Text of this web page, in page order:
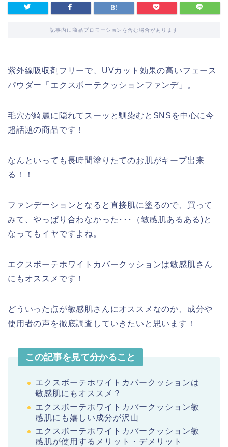
記事内に商品プロモーションを含む場合があります
紫外線吸収剤フリーで、UVカット効果の高いフェース
パウダー「エクスボーテクッションファンデ」。
毛穴が綺麗に隠れてスーッと馴染むとSNSを中心に今
超話題の商品です！
なんといっても長時間塗りたてのお肌がキープ出来
る！！
ファンデーションとなると直接肌に塗るので、買って
みて、やっぱり合わなかった･･･（敏感肌あるある)と
なってもイヤですよね。
エクスボーテホワイトカバークッションは敏感肌さん
にもオススメです！
どういった点が敏感肌さんにオススメなのか、成分や
使用者の声を徹底調査していきたいと思います！
この記事を見て分かること
エクスボーテホワイトカバークッションは
敏感肌にもオススメ？
エクスボーテホワイトカバークッション敏
感肌にも嬉しい成分が沢山
エクスボーテホワイトカバークッション敏
感肌が使用するメリット・デメリット